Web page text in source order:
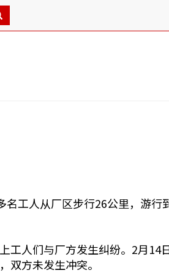
工人从厂区步行26公里，游行
人们与厂方发生纠纷。2月14日
方未发生冲突。